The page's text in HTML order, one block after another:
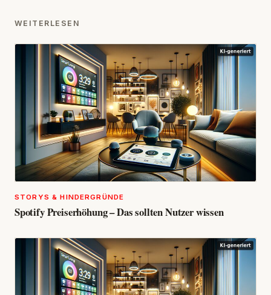
WEITERLESEN
STORYS & HINDERGRÜNDE
Spotify Preiserhöhung – Das sollten Nutzer wissen